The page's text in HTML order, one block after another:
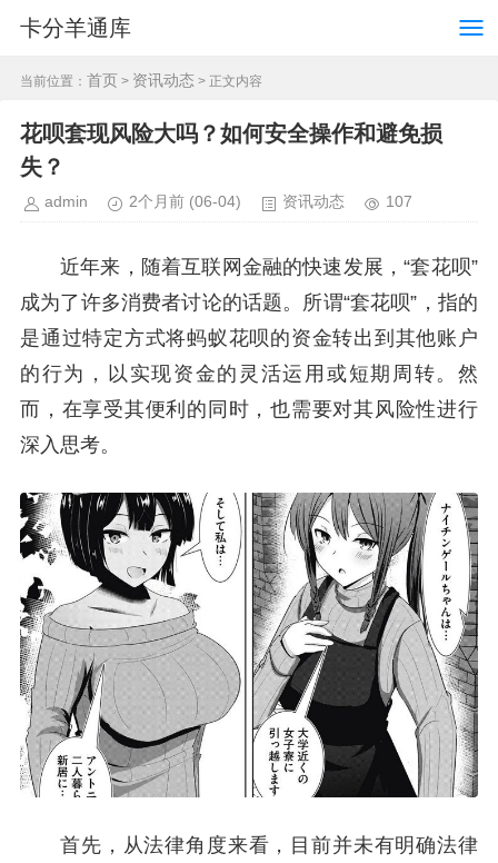
卡分羊通库
当前位置： 首页 > 资讯动态 > 正文内容
花呗套现风险大吗？如何安全操作和避免损
失？
admin 2个月前 (06-04) 资讯动态 107
近年来，随着互联网金融的快速发展，“套花呗”
成为了许多消费者讨论的话题。所谓“套花呗”，指的
是通过特定方式将蚂蚁花呗的资金转出到其他账户
的行为，以实现资金的灵活运用或短期周转。然
而，在享受其便利的同时，也需要对其风险性进行
深入思考。
首先，从法律角度来看，目前并未有明确法律